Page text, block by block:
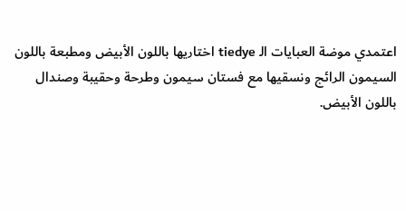
اعتمدي موضة العبايات الـ tiedye اختاريها باللون الأبيض ومطبعة باللون
السيمون الرائج ونسقيها مع فستان سيمون وطرحة وحقيبة وصندال
باللون الأبيض.